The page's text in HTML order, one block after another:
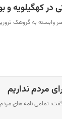
کهگیلویه و
وابسته به گروهک
مردم نداریم
تمامی نامه های مردم